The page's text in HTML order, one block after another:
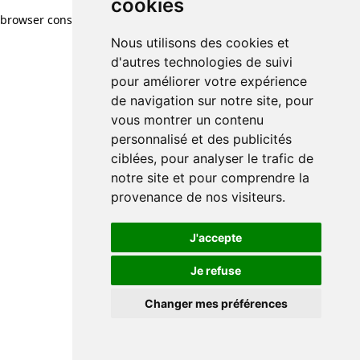
cookies
Nous utilisons des cookies et
d'autres technologies de suivi
pour améliorer votre expérience
de navigation sur notre site, pour
vous montrer un contenu
personnalisé et des publicités
ciblées, pour analyser le trafic de
notre site et pour comprendre la
provenance de nos visiteurs.
J'accepte
Je refuse
Changer mes préférences
browser console for more information)